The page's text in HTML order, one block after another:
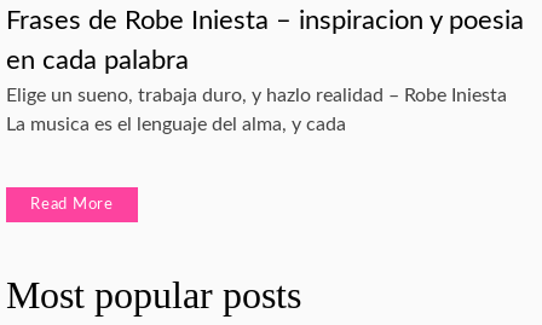
Frases de Robe Iniesta – inspiracion y poesia
en cada palabra
Elige un sueno, trabaja duro, y hazlo realidad – Robe Iniesta
La musica es el lenguaje del alma, y cada
Read More
Most popular posts